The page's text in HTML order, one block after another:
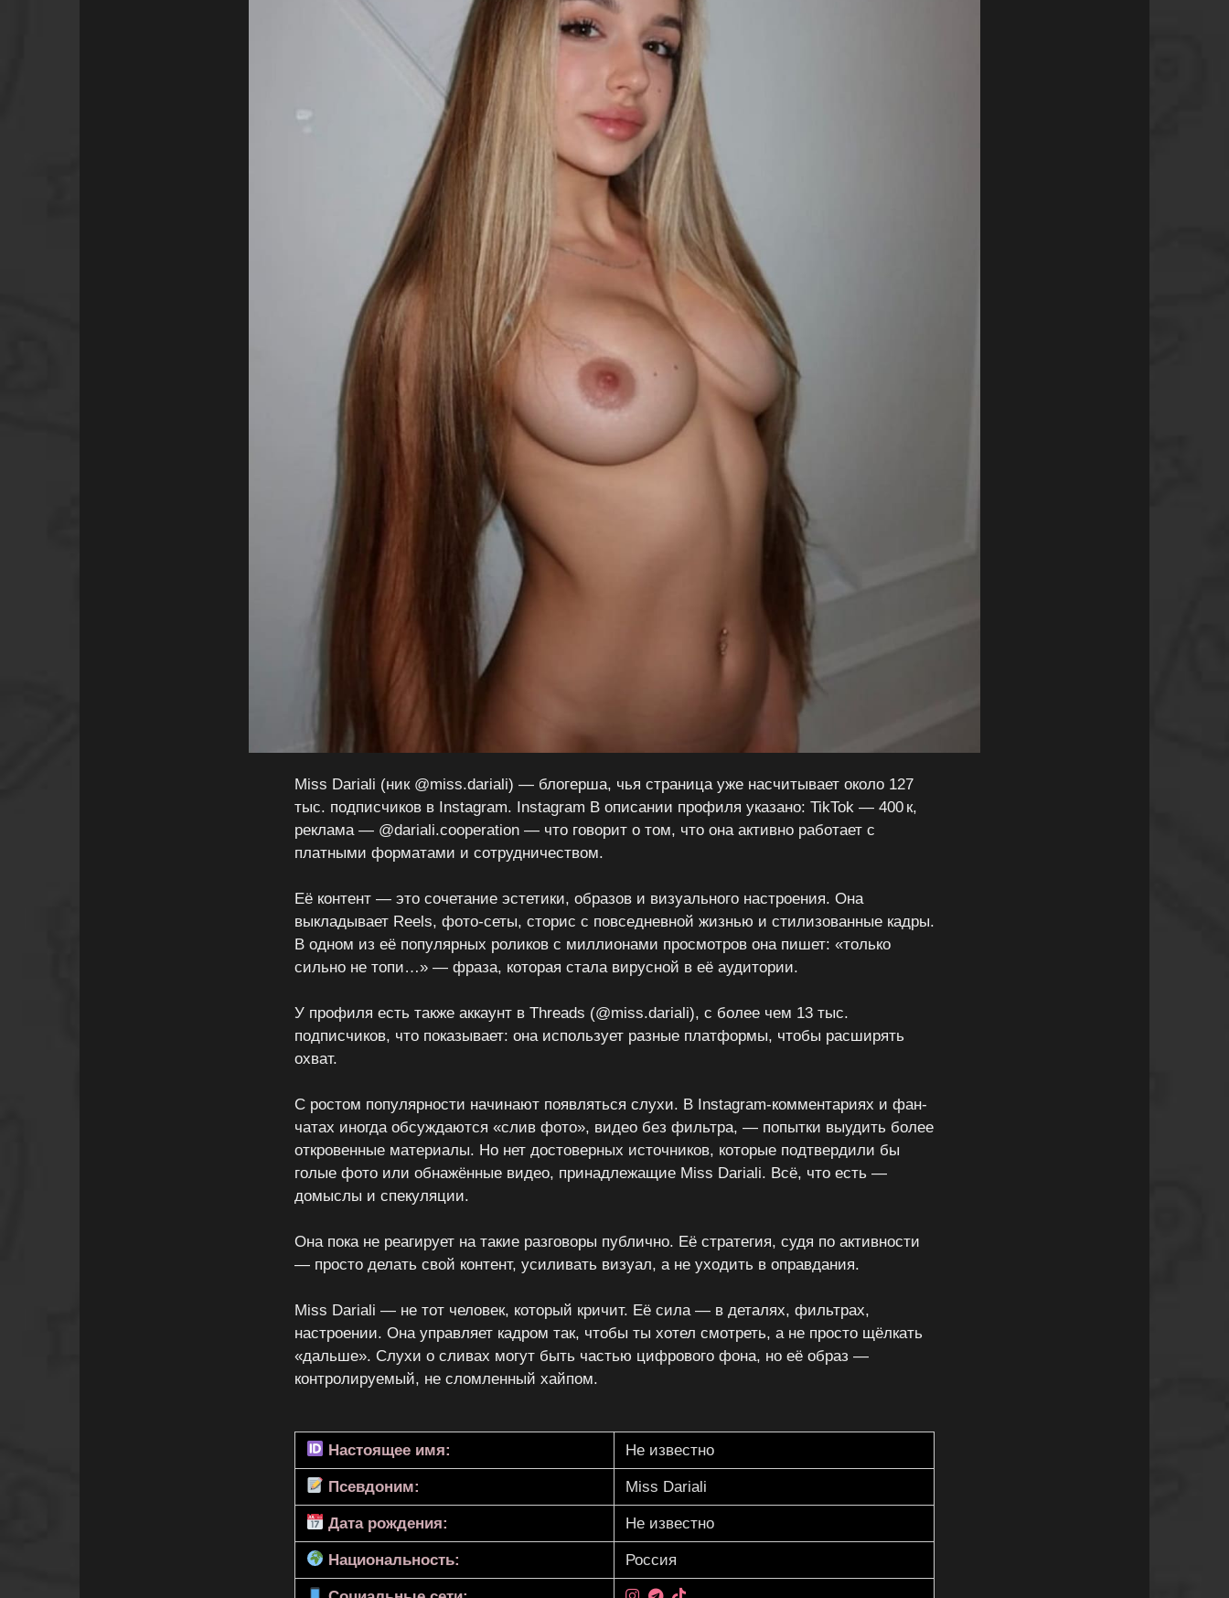
Miss Dariali (ник @miss.dariali) — блогерша, чья страница уже насчитывает около 127
тыс. подписчиков в Instagram. Instagram В описании профиля указано: TikTok — 400 к,
реклама — @dariali.cooperation — что говорит о том, что она активно работает с
платными форматами и сотрудничеством.
Её контент — это сочетание эстетики, образов и визуального настроения. Она
выкладывает Reels, фото-сеты, сторис с повседневной жизнью и стилизованные кадры.
В одном из её популярных роликов с миллионами просмотров она пишет: «только
сильно не топи…» — фраза, которая стала вирусной в её аудитории.
У профиля есть также аккаунт в Threads (@miss.dariali), с более чем 13 тыс.
подписчиков, что показывает: она использует разные платформы, чтобы расширять
охват.
С ростом популярности начинают появляться слухи. В Instagram-комментариях и фан-
чатах иногда обсуждаются «слив фото», видео без фильтра, — попытки выудить более
откровенные материалы. Но нет достоверных источников, которые подтвердили бы
голые фото или обнажённые видео, принадлежащие Miss Dariali. Всё, что есть —
домыслы и спекуляции.
Она пока не реагирует на такие разговоры публично. Её стратегия, судя по активности
— просто делать свой контент, усиливать визуал, а не уходить в оправдания.
Miss Dariali — не тот человек, который кричит. Её сила — в деталях, фильтрах,
настроении. Она управляет кадром так, чтобы ты хотел смотреть, а не просто щёлкать
«дальше». Слухи о сливах могут быть частью цифрового фона, но её образ —
контролируемый, не сломленный хайпом.
Настоящее имя: Не известно
Псевдоним: Miss Dariali
Дата рождения: Не известно
Национальность: Россия